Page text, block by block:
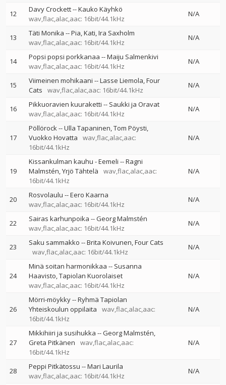
12 Davy Crockett--Kauko Käyhkö
wav,flac,alac,aac: 16bit/44.1kHz
N/A
13 Täti Monika --Pia Kati Ira Saxholm
wav,flac,alac,aac: 16bit/44.1kHz
N/A
14 Popsi popsi porkkanaa --Maiju Salmenkivi
wav,flac,alac,aac: 16bit/44.1kHz
N/A
15 Viimeinen mohikaani --Lasse Liemola Four
Cats
wav,flac,alac,aac: 16bit/44.1kHz
N/A
16 Pikkuoravien kuuraketti -- Saukki ja Oravat
wav,flac,alac,aac: 16bit/44.1kHz
N/A
17
Pöllörock--Ulla Tapaninen Tom Pöysti
Vuokko Hovatta
wav,flac,alac,aac:
16bit/44.1kHz
N/A
19
Kissankulman kauhu - Eemeli --Ragni
Malmstén Yrjö Tähtelä
wav,flac,alac,aac:
16bit/44.1kHz
N/A
20 Rosvolaulu --Eero Kaarna
wav,flac,alac,aac: 16bit/44.1kHz
N/A
22 Sairas karhunpoika --Georg Malmstén
wav,flac,alac,aac: 16bit/44.1kHz
N/A
23 Saku sammakko --Brita Koivunen Four Cats
wav,flac,alac,aac: 16bit/44.1kHz
N/A
24
Minä soitan harmonikkaa -- Susanna
Haavisto Tapiolan Kuorolaiset
wav,flac,alac,aac: 16bit/44.1kHz
N/A
26
Mörri-möykky--Ryhmä Tapiolan
Yhteiskoulun oppilaita
wav,flac,alac,aac:
16bit/44.1kHz
N/A
27
Mikkihiiri ja susihukka --Georg Malmstén
Greta Pitkänen
wav,flac,alac,aac:
16bit/44.1kHz
N/A
28 Peppi Pitkätossu --Mari Laurila
wav,flac,alac,aac: 16bit/44.1kHz
N/A